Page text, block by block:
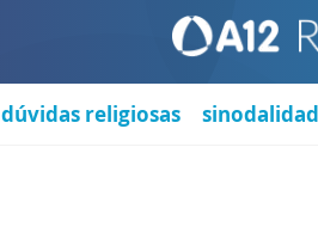
dúvidas religiosas